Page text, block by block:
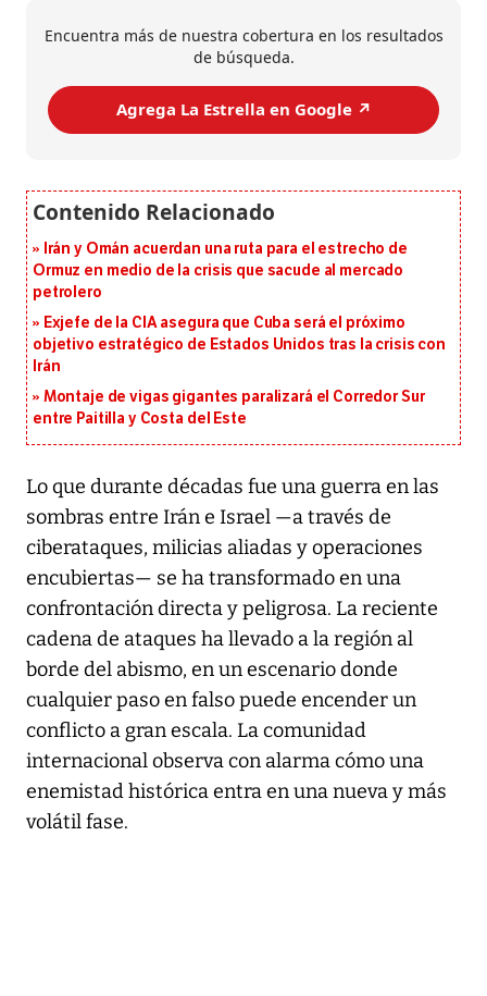
Encuentra más de nuestra cobertura en los resultados
de búsqueda.
Agrega La Estrella en Google ↗️
Irán y Omán acuerdan una ruta para el estrecho de
Ormuz en medio de la crisis que sacude al mercado
petrolero
Exjefe de la CIA asegura que Cuba será el próximo
objetivo estratégico de Estados Unidos tras la crisis con
Irán
Montaje de vigas gigantes paralizará el Corredor Sur
entre Paitilla y Costa del Este
Lo que durante décadas fue una guerra en las
sombras entre Irán e Israel —a través de
ciberataques, milicias aliadas y operaciones
encubiertas— se ha transformado en una
confrontación directa y peligrosa. La reciente
cadena de ataques ha llevado a la región al
borde del abismo, en un escenario donde
cualquier paso en falso puede encender un
conflicto a gran escala. La comunidad
internacional observa con alarma cómo una
enemistad histórica entra en una nueva y más
volátil fase.